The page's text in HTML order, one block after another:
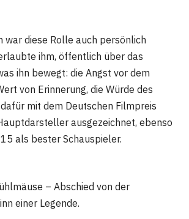
war diese Rolle auch persönlich
ihm, öffentlich über das
ihn bewegt: die Angst vor dem
von Erinnerung, die Würde des
mit dem Deutschen Filmpreis
ausgezeichnet, ebenso
als bester Schauspieler.
– Abschied von der
einer Legende.